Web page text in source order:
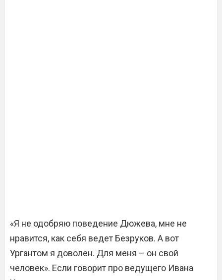
«Я не одобряю поведение Дюжева, мне не
нравится, как себя ведет Безруков. А вот
Ургантом я доволен. Для меня – он свой
человек». Если говорит про ведущего Ивана